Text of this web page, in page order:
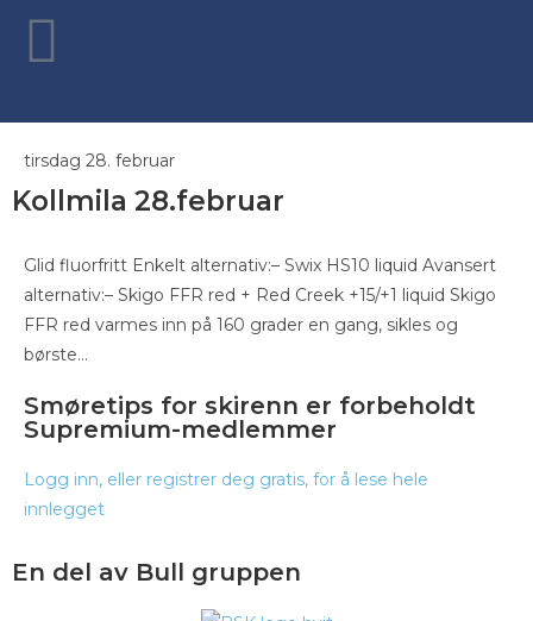
tirsdag 28. februar
Kollmila 28.februar
Glid fluorfritt Enkelt alternativ:– Swix HS10 liquid Avansert
alternativ:– Skigo FFR red + Red Creek +15/+1 liquid Skigo
FFR red varmes inn på 160 grader en gang, sikles og
børste...
Smøretips for skirenn er forbeholdt
Supremium-medlemmer
Logg inn, eller registrer deg gratis, for å lese hele
innlegget
En del av Bull gruppen